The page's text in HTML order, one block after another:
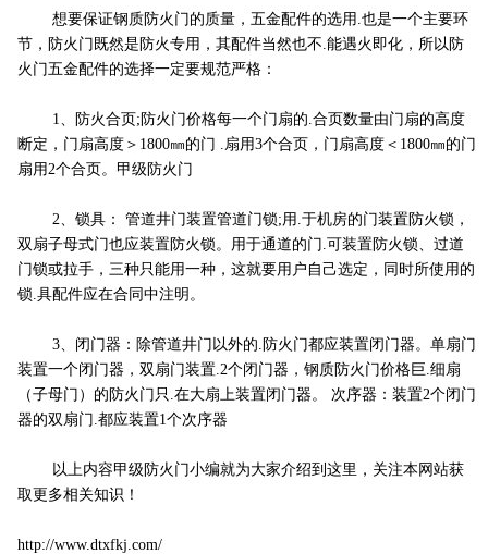
想要保证钢质防火门的质量，五金配件的选用.也是一个主要环
节，防火门既然是防火专用，其配件当然也不.能遇火即化，所以防
火门五金配件的选择一定要规范严格：
1、防火合页;防火门价格每一个门扇的.合页数量由门扇的高度
断定，门扇高度＞1800㎜的门 .扇用3个合页，门扇高度＜1800㎜的门
扇用2个合页。甲级防火门
2、锁具： 管道井门装置管道门锁;用.于机房的门装置防火锁，
双扇子母式门也应装置防火锁。用于通道的门.可装置防火锁、过道
门锁或拉手，三种只能用一种，这就要用户自己选定，同时所使用的
锁.具配件应在合同中注明。
3、闭门器：除管道井门以外的.防火门都应装置闭门器。单扇门
装置一个闭门器，双扇门装置.2个闭门器，钢质防火门价格巨.细扇
（子母门）的防火门只.在大扇上装置闭门器。 次序器：装置2个闭门
器的双扇门.都应装置1个次序器
以上内容甲级防火门小编就为大家介绍到这里，关注本网站获
取更多相关知识！
http://www.dtxfkj.com/